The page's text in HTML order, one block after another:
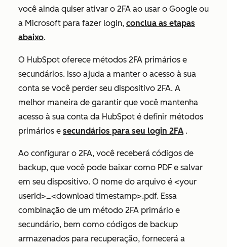
você ainda quiser ativar o 2FA ao usar o Google ou
a Microsoft para fazer login, conclua as etapas
abaixo.
O HubSpot oferece métodos 2FA primários e
secundários. Isso ajuda a manter o acesso à sua
conta se você perder seu dispositivo 2FA. A
melhor maneira de garantir que você mantenha
acesso à sua conta da HubSpot é definir métodos
primários e secundários para seu login 2FA .
Ao configurar o 2FA, você receberá códigos de
backup, que você pode baixar como PDF e salvar
em seu dispositivo. O nome do arquivo é <your
userId>_<download timestamp>.pdf. Essa
combinação de um método 2FA primário e
secundário, bem como códigos de backup
armazenados para recuperação, fornecerá a